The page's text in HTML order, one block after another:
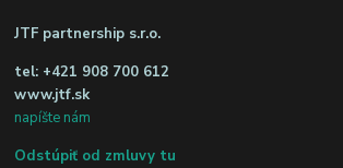
JTF partnership s.r.o.
tel: +421 908 700 612
www.jtf.sk
napíšte nám
Odstúpiť od zmluvy tu